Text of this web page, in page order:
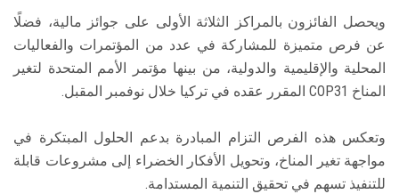
ويحصل الفائزون بالمراكز الثلاثة الأولى على جوائز مالية، فضلًا
عن فرص متميزة للمشاركة في عدد من المؤتمرات والفعاليات
المحلية والإقليمية والدولية، من بينها مؤتمر الأمم المتحدة لتغير
المناخ COP31 المقرر عقده في تركيا خلال نوفمبر المقبل.
وتعكس هذه الفرص التزام المبادرة بدعم الحلول المبتكرة في
مواجهة تغير المناخ، وتحويل الأفكار الخضراء إلى مشروعات قابلة
للتنفيذ تسهم في تحقيق التنمية المستدامة.